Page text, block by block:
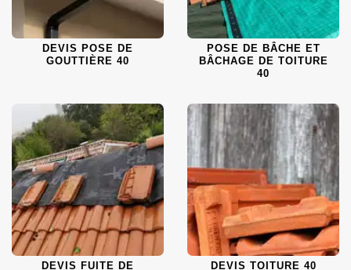
DEVIS POSE DE
GOUTTIÈRE 40
POSE DE BÂCHE ET
BÂCHAGE DE TOITURE
40
DEVIS FUITE DE
DEVIS TOITURE 40